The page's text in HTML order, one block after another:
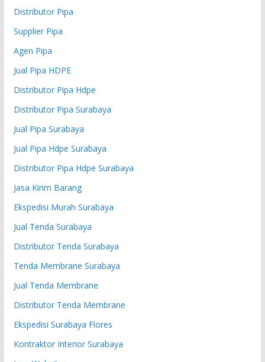
Distributor Pipa
Supplier Pipa
Agen Pipa
Jual Pipa HDPE
Distributor Pipa Hdpe
Distributor Pipa Surabaya
Jual Pipa Surabaya
Jual Pipa Hdpe Surabaya
Distributor Pipa Hdpe Surabaya
Jasa Kirim Barang
Ekspedisi Murah Surabaya
Jual Tenda Surabaya
Distributor Tenda Surabaya
Tenda Membrane Surabaya
Jual Tenda Membrane
Distributor Tenda Membrane
Ekspedisi Surabaya Flores
Kontraktor Interior Surabaya